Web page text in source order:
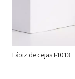
Lápiz de cejas I-1013